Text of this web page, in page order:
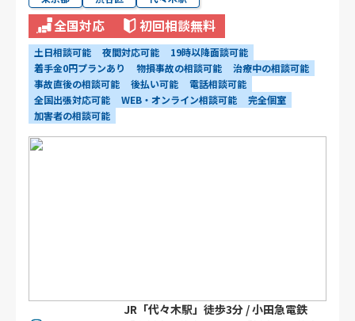
全国対応 初回相談無料
土日相談可能 夜間対応可能
19時以降面談可能
着手金0円プランあり
物損事故の相談可能
治療中の相談可能
事故直後の相談可能
後払い可能
電話相談可能
全国出張対応可能
WEB・オンライン相談可能
完全個室
加害者の相談可能
JR「代々木駅」徒歩3分 / 小田急電鉄